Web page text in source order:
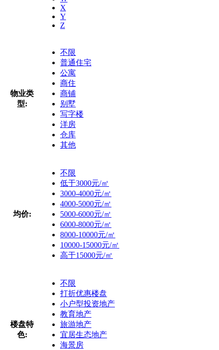
X
Y
Z
物业类
型:
不限
普通住宅
公寓
商住
商铺
别墅
写字楼
洋房
仓库
其他
均价:
不限
低于3000元/㎡
3000-4000元/㎡
4000-5000元/㎡
5000-6000元/㎡
6000-8000元/㎡
8000-10000元/㎡
10000-15000元/㎡
高于15000元/㎡
楼盘特
色:
不限
打折优惠楼盘
小户型投资地产
教育地产
旅游地产
宜居生态地产
海景房